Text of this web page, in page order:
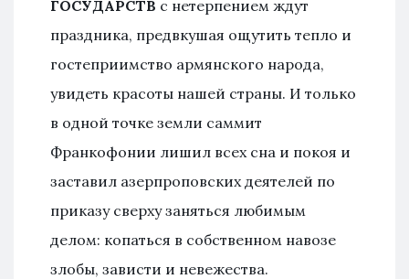
ГОСУДАРСТВ с нетерпением ждут
праздника, предвкушая ощутить тепло и
гостеприимство армянского народа,
увидеть красоты нашей страны. И только
в одной точке земли саммит
Франкофонии лишил всех сна и покоя и
заставил азерпроповских деятелей по
приказу сверху заняться любимым
делом: копаться в собственном навозе
злобы, зависти и невежества.